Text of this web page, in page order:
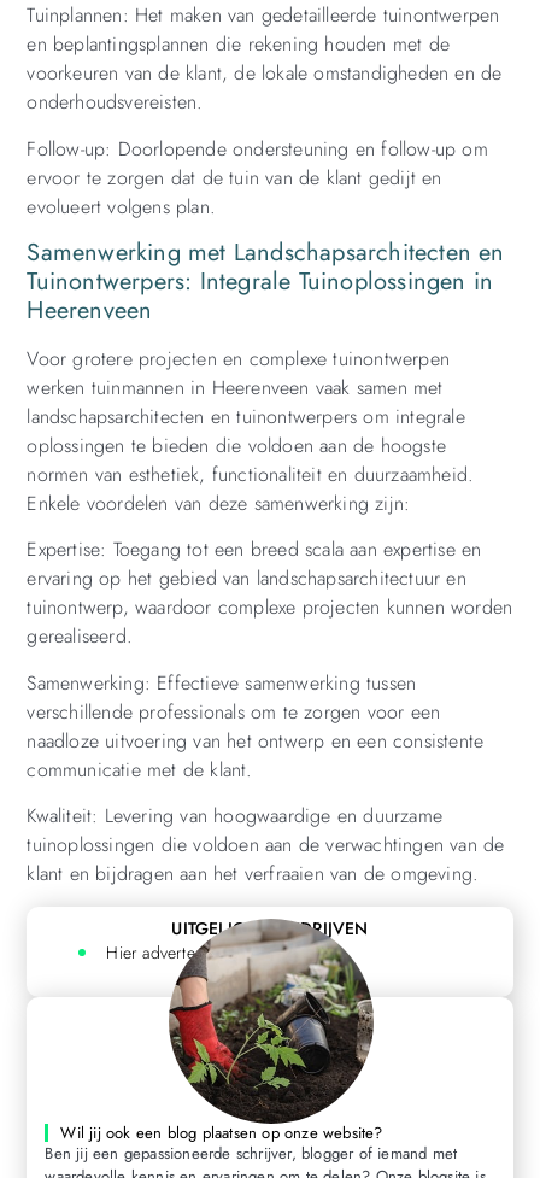
Tuinplannen: Het maken van gedetailleerde tuinontwerpen
en beplantingsplannen die rekening houden met de
voorkeuren van de klant, de lokale omstandigheden en de
onderhoudsvereisten.
Follow-up: Doorlopende ondersteuning en follow-up om
ervoor te zorgen dat de tuin van de klant gedijt en
evolueert volgens plan.
Samenwerking met Landschapsarchitecten en
Tuinontwerpers: Integrale Tuinoplossingen in
Heerenveen
Voor grotere projecten en complexe tuinontwerpen
werken tuinmannen in Heerenveen vaak samen met
landschapsarchitecten en tuinontwerpers om integrale
oplossingen te bieden die voldoen aan de hoogste
normen van esthetiek, functionaliteit en duurzaamheid.
Enkele voordelen van deze samenwerking zijn:
Expertise: Toegang tot een breed scala aan expertise en
ervaring op het gebied van landschapsarchitectuur en
tuinontwerp, waardoor complexe projecten kunnen worden
gerealiseerd.
Samenwerking: Effectieve samenwerking tussen
verschillende professionals om te zorgen voor een
naadloze uitvoering van het ontwerp en een consistente
communicatie met de klant.
Kwaliteit: Levering van hoogwaardige en duurzame
tuinoplossingen die voldoen aan de verwachtingen van de
klant en bijdragen aan het verfraaien van de omgeving.
UITGELICHTE BEDRIJVEN
Hier adverteren? Klik hier
Wil jij ook een blog plaatsen op onze website?
Ben jij een gepassioneerde schrijver, blogger of iemand met